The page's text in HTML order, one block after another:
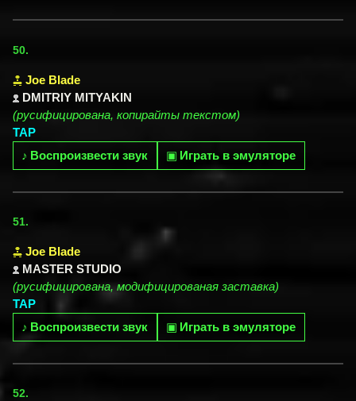
50.
Joe Blade
DMITRIY MITYAKIN
(русифицирована, копирайты текстом)
TAP
♪ Воспроизвести звук ▣ Играть в эмуляторе
51.
Joe Blade
MASTER STUDIO
(русифицирована, модифицированая заставка)
TAP
♪ Воспроизвести звук ▣ Играть в эмуляторе
52.